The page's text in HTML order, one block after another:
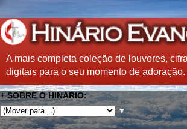
A mais completa coleção de louvores,
digitais para o seu momento de adoração.
+ SOBRE O HINÁRIO:
▼